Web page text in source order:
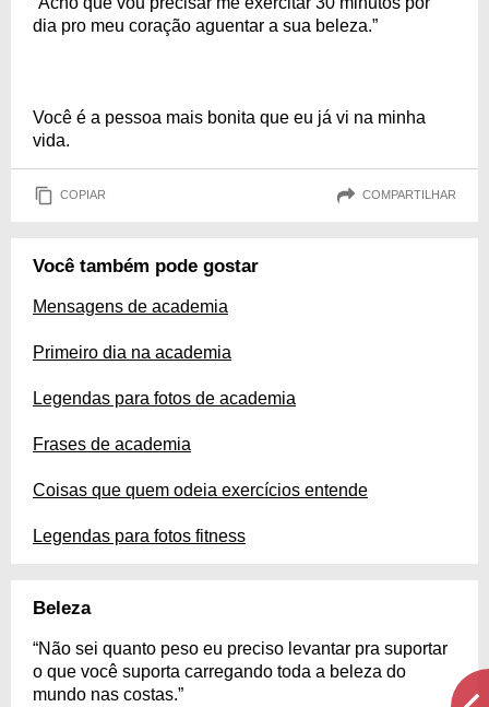
dia pro meu coração aguentar a sua beleza.”
Você é a pessoa mais bonita que eu já vi na minha
vida.
COPIAR COMPARTILHAR
Você também pode gostar
Mensagens de academia
Primeiro dia na academia
Legendas para fotos de academia
Frases de academia
Coisas que quem odeia exercícios entende
Legendas para fotos fitness
Beleza
“Não sei quanto peso eu preciso levantar pra suportar
o que você suporta carregando toda a beleza do
mundo nas costas.”